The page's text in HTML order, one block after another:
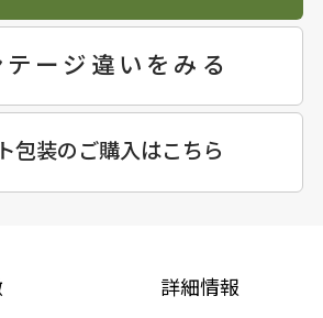
ージ違いをみる
包装のご購入はこちら
詳細情報